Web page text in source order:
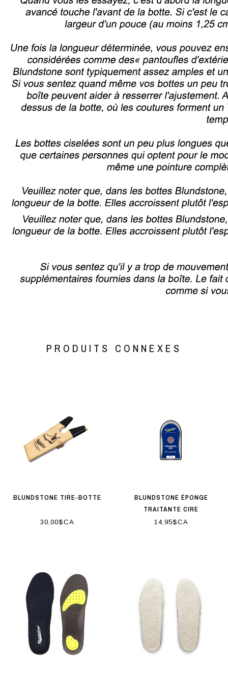
PRODUITS CONNEXES
BLUNDSTONE TIRE-BOTTE
30,00$CA
BLUNDSTONE ÉPONGE
TRAITANTE CIRE
TRANSPARENTE
14,95$CA